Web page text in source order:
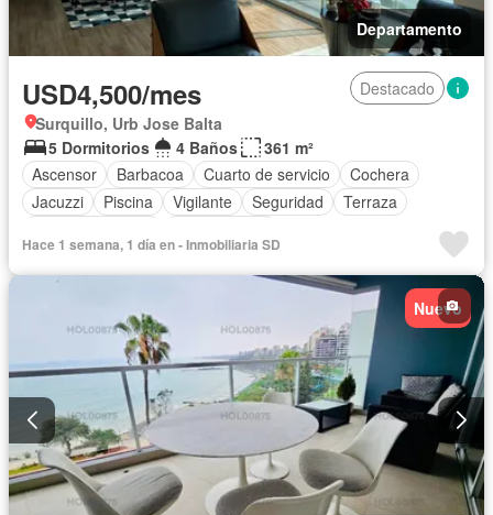
Departamento
USD4,500/mes
Destacado
Surquillo, Urb Jose Balta
5 Dormitorios
4 Baños
361 m²
Ascensor
Barbacoa Cuarto de servicio
Cochera
Jacuzzi
Piscina Vigilante Seguridad
Terraza
Hace 1 semana, 1 día en - Inmobiliaria SD
Nuevo